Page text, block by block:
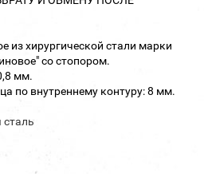
из хирургической стали марки
со стопором.
мм.
по внутреннему контуру: 8 мм.
сталь